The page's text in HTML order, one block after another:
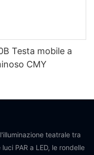
Testa mobile a
CMY
teatrale tra
PAR a LED, le rondelle